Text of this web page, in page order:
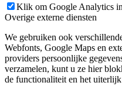
Klik om Google Analytics
Overige externe diensten
We gebruiken ook
Webfonts, Google Maps en
providers persoonlijke
verzamelen, kunt u ze hier
de functionaliteit en het